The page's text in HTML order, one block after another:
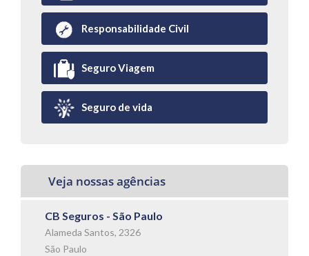
Responsabilidade Civil
Seguro Viagem
Seguro de vida
Veja nossas agências
CB Seguros - São Paulo
Alameda Santos, 2326
São Paulo